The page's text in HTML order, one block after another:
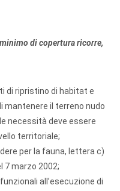
di copertura ricorre,
di ripristino di habitat e
mantenere il terreno nudo
necessità deve essere
territoriale;
per la fauna, lettera c)
7 marzo 2002;
all’esecuzione di